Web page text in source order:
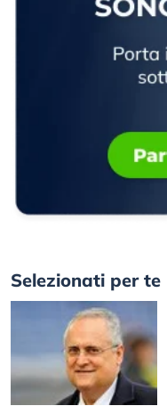
Selezionati per te